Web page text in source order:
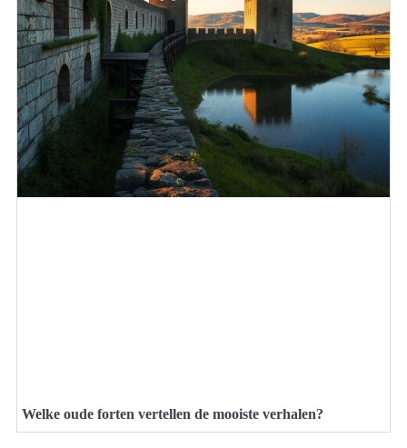
Welke oude forten vertellen de mooiste verhalen?